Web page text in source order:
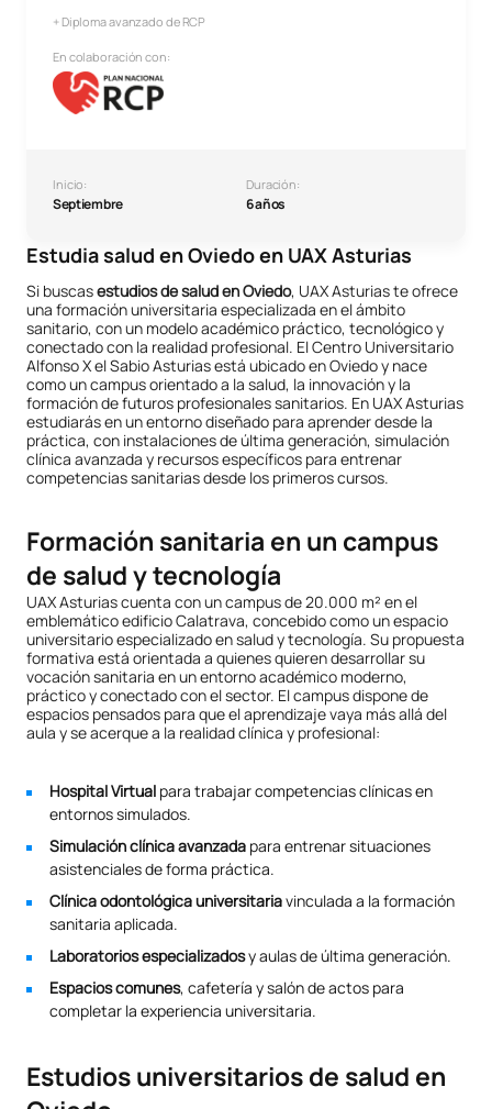
+ Diploma avanzado de RCP
En colaboración con:
Inicio:
Septiembre
Duración:
6 años
Estudia salud en Oviedo en UAX Asturias
Si buscasestudios de salud en Oviedo, UAX Asturias te ofrece
una formación universitaria especializada en el ámbito
sanitario, con un modelo académico práctico, tecnológico y
conectado con la realidad profesional. El Centro Universitario
Alfonso X el Sabio Asturias está ubicado en Oviedo y nace
como un campus orientado a la salud, la innovación y la
formación de futuros profesionales sanitarios. En UAX Asturias
estudiarás en un entorno diseñado para aprender desde la
práctica, con instalaciones de última generación, simulación
clínica avanzada y recursos específicos para entrenar
competencias sanitarias desde los primeros cursos.
Formación sanitaria en un campus
de salud y tecnología
UAX Asturias cuenta con un campus de 20.000 m² en el
emblemático edificio Calatrava, concebido como un espacio
universitario especializado en salud y tecnología. Su propuesta
formativa está orientada a quienes quieren desarrollar su
vocación sanitaria en un entorno académico moderno,
práctico y conectado con el sector. El campus dispone de
espacios pensados para que el aprendizaje vaya más allá del
aula y se acerque a la realidad clínica y profesional:
Hospital Virtual para trabajar competencias clínicas en
entornos simulados.
Simulación clínica avanzada para entrenar situaciones
asistenciales de forma práctica.
Clínica odontológica universitariavinculada a la formación
sanitaria aplicada.
Laboratorios especializadosy aulas de última generación.
Espacios comunes, cafetería y salón de actos para
completar la experiencia universitaria.
Estudios universitarios de salud en